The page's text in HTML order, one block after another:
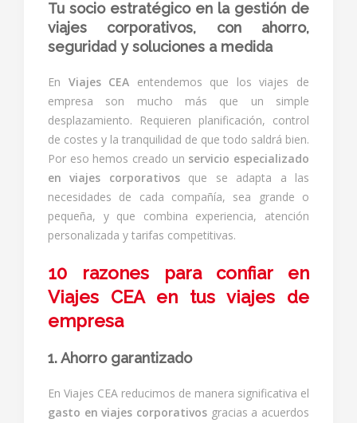
Tu socio estratégico en la gestión de
viajes corporativos, con ahorro,
seguridad y soluciones a medida
En Viajes CEA entendemos que los viajes de
empresa son mucho más que un simple
desplazamiento. Requieren planificación, control
de costes y la tranquilidad de que todo saldrá bien.
Por eso hemos creado un servicio especializado
en viajes corporativosque se adapta a las
necesidades de cada compañía, sea grande o
pequeña, y que combina experiencia, atención
personalizada y tarifas competitivas.
10 razones para confiar en
Viajes CEA en tus viajes de
empresa
1. Ahorro garantizado
En Viajes CEA reducimos de manera significativa el
gasto en viajes corporativos gracias a acuerdos